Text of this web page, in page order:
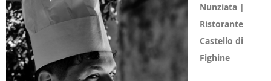
Nunziata |
Ristorante
Castello di
Fighine